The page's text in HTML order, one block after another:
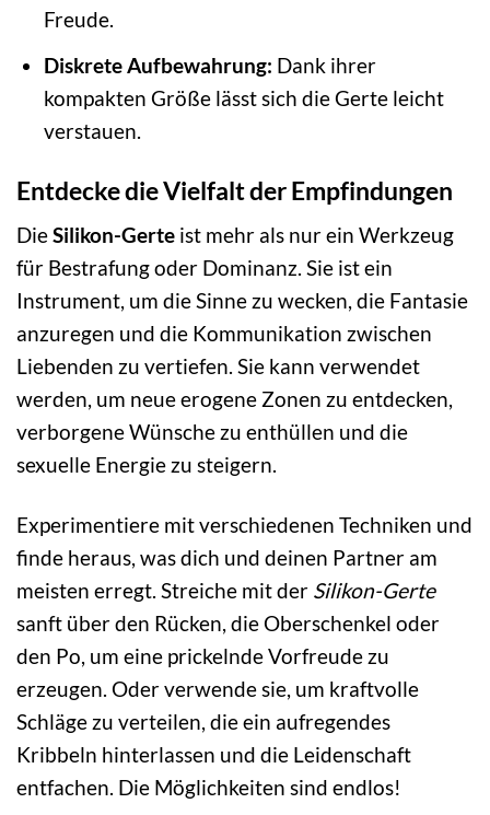
Freude.
Diskrete Aufbewahrung: Dank ihrer
kompakten Größe lässt sich die Gerte leicht
verstauen.
Entdecke die Vielfalt der Empfindungen
DieSilikon-Gerte ist mehr als nur ein Werkzeug
für Bestrafung oder Dominanz. Sie ist ein
Instrument, um die Sinne zu wecken, die Fantasie
anzuregen und die Kommunikation zwischen
Liebenden zu vertiefen. Sie kann verwendet
werden, um neue erogene Zonen zu entdecken,
verborgene Wünsche zu enthüllen und die
sexuelle Energie zu steigern.
Experimentiere mit verschiedenen Techniken und
finde heraus, was dich und deinen Partner am
meisten erregt. Streiche mit der Silikon-Gerte
sanft über den Rücken, die Oberschenkel oder
den Po, um eine prickelnde Vorfreude zu
erzeugen. Oder verwende sie, um kraftvolle
Schläge zu verteilen, die ein aufregendes
Kribbeln hinterlassen und die Leidenschaft
entfachen. Die Möglichkeiten sind endlos!